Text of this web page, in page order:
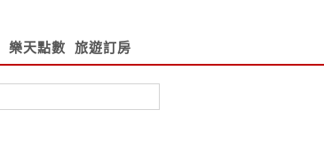
樂天點數 旅遊訂房